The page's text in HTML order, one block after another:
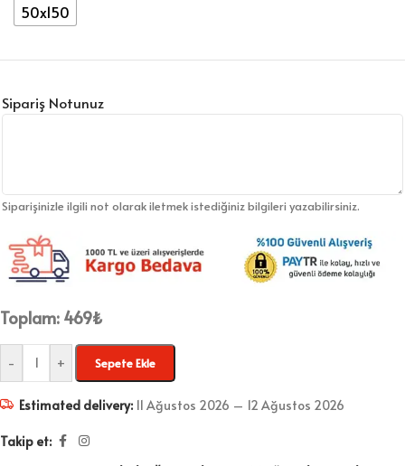
50x150
Sipariş Notunuz
Siparişinizle ilgili not olarak iletmek istediğiniz bilgileri yazabilirsiniz.
Toplam: 469₺
- + Sepete Ekle
Estimated delivery: 11 Ağustos 2026 – 12 Ağustos 2026
Takip et: